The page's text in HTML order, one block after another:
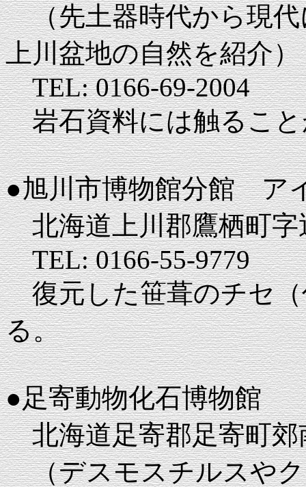
（先土器時代から現代
上川盆地の自然を紹介）
TEL: 0166-69-2004
岩石資料には触ること
●旭川市博物館分館 ア
北海道上川郡鷹栖町字
TEL: 0166-55-9779
復元した笹葺のチセ（
る。
●足寄動物化石博物館
北海道足寄郡足寄町郊
（デスモスチルスやク